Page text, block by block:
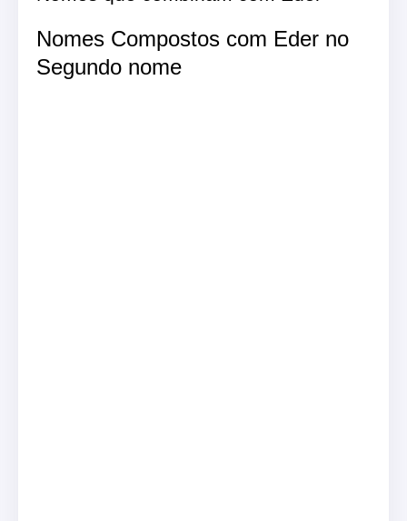
Nomes Compostos com Eder no
Segundo nome